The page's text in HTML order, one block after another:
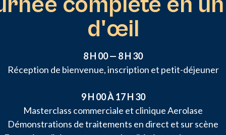
d'œil
8 H 00 — 8 H 30
Réception de bienvenue, inscription et petit-déjeuner
9 H 00 À 17 H 30
Masterclass commerciale et clinique Aerolase
Démonstrations de traitements en direct et sur scène